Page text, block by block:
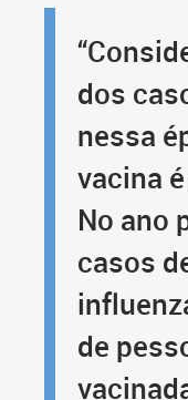
dos
nessa
vacina
No ano
casos
de